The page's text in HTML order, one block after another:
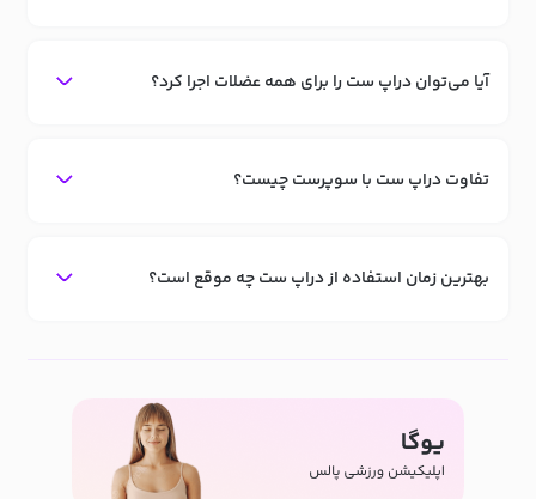
آیا می‌توان دراپ ست را برای همه عضلات اجرا کرد؟
تفاوت دراپ ست با سوپرست چیست؟
بهترین زمان استفاده از دراپ ست چه موقع است؟